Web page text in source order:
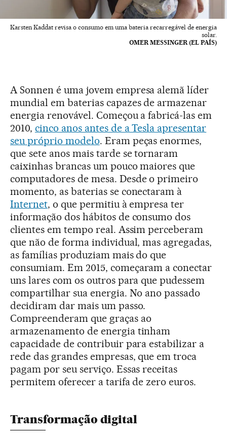
Karsten Kaddat revisa o consumo em uma bateria recarregável de energia
solar.
OMER MESSINGER (EL PAÍS)
A Sonnen é uma jovem empresa alemã líder
mundial em baterias capazes de armazenar
energia renovável. Começou a fabricá-las em
2010, cinco anos antes de a Tesla apresentar
seu próprio modelo. Eram peças enormes,
que sete anos mais tarde se tornaram
caixinhas brancas um pouco maiores que
computadores de mesa. Desde o primeiro
momento, as baterias se conectaram à
Internet, o que permitiu à empresa ter
informação dos hábitos de consumo dos
clientes em tempo real. Assim perceberam
que não de forma individual, mas agregadas,
as famílias produziam mais do que
consumiam. Em 2015, começaram a conectar
uns lares com os outros para que pudessem
compartilhar sua energia. No ano passado
decidiram dar mais um passo.
Compreenderam que graças ao
armazenamento de energia tinham
capacidade de contribuir para estabilizar a
rede das grandes empresas, que em troca
pagam por seu serviço. Essas receitas
permitem oferecer a tarifa de zero euros.
Transformação digital